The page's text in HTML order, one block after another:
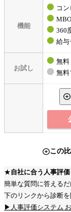
機能
コ
360
給与
お試し
無料
無料
この
★自社に合う人事評
簡単な質問に答える
下のリンクから診断を
▶人事評価システム